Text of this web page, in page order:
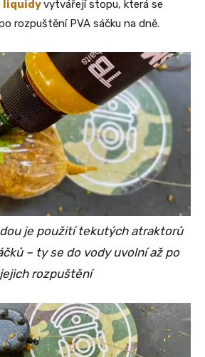
liquidyvytvářejí stopu, která se
rozpuštění PVA sáčku na dně.
je použití tekutých atraktorů
– ty se do vody uvolní až po
jejich rozpuštění